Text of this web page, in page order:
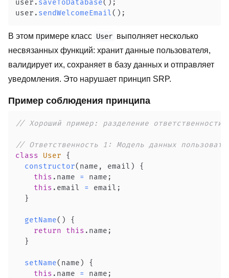
user . saveToDatabase( ) ;
user . sendWelcomeEmail( ) ;
В этом примере класс User выполняет несколько
несвязанных функций: хранит данные пользователя,
валидирует их, сохраняет в базу данных и отправляет
уведомления. Это нарушает принцип SRP.
Пример соблюдения принципа
// Хороший пример: разделение ответственности
// Ответственность 1: Модель данных
class
User
{
constructor( name , email )
{
this . name = name ;
this . email = email ;
}
getName( )
{
return
this . name ;
}
setName( name )
{
this . name = name ;